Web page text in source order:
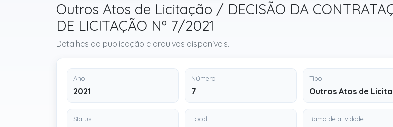
Outros Atos de Licitação / DECISÃO DA
DE LICITAÇÃO Nº 7/2021
Detalhes da publicação e arquivos disponíveis.
Ano
2021
Número
7
Tipo
Outros Atos de
Status Local Ramo de atividade